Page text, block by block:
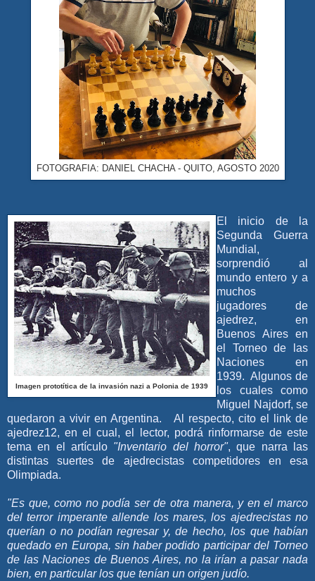
FOTOGRAFIA: DANIEL CHACHA - QUITO, AGOSTO 2020
Imagen prototítica de la invasión nazi a Polonia de 1939
El inicio de la
Segunda Guerra
Mundial,
sorprendió al
mundo entero y a
muchos
jugadores de
ajedrez, en
Buenos Aires en
el Torneo de las
Naciones en
1939. Algunos de
los cuales como
Miguel Najdorf, se
quedaron a vivir en Argentina. Al respecto, cito el link de
ajedrez12, en el cual, el lector, podrá rinformarse de este
tema en el artículo "Inventario del horror", que narra las
distintas suertes de ajedrecistas competidores en esa
Olimpiada.
"Es que, como no podía ser de otra manera, y en el marco
del terror imperante allende los mares, los ajedrecistas no
querían o no podían regresar y, de hecho, los que habían
quedado en Europa, sin haber podido participar del Torneo
de las Naciones de Buenos Aires, no la irían a pasar nada
bien, en particular los que tenían un origen judío.